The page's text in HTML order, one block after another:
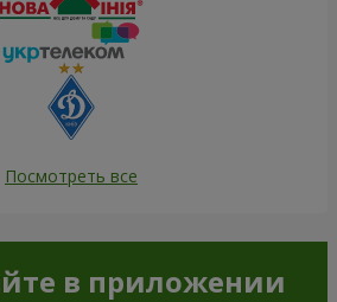
Посмотреть все
в приложении